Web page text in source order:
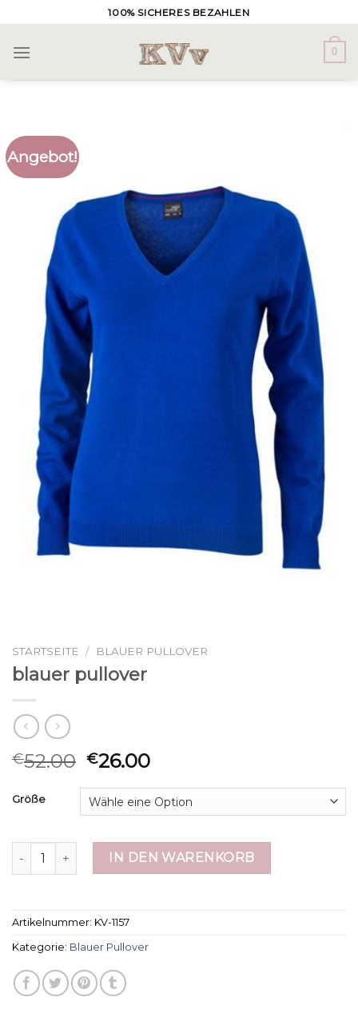
to
content
100% SICHERES BEZAHLEN
0
Angebot!
STARTSEITE / BLAUER PULLOVER
blauer pullover
€52.00 €26.00
Größe
blauer pullover MengeIN DEN WARENKORB
Artikelnummer: KV-1157
Kategorie: Blauer Pullover